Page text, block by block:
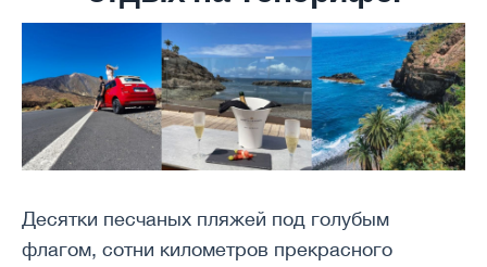
Десятки песчаных пляжей под голубым
флагом, сотни километров прекрасного